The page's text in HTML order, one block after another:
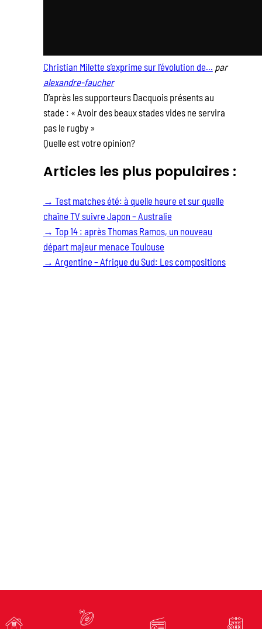
Christian Milette s’exprime sur l’évolution de… par
alexandre-faucher
D’après les supporteurs Dacquois présents au
stade : « Avoir des beaux stades vides ne servira
pas le rugby »
Quelle est votre opinion?
Articles les plus populaires :
→ Test matches été: à quelle heure et sur quelle
chaîne TV suivre Japon – Australie
→ Top 14 : après Thomas Ramos, un nouveau
départ majeur menace Toulouse
→ Argentine – Afrique du Sud: Les compositions